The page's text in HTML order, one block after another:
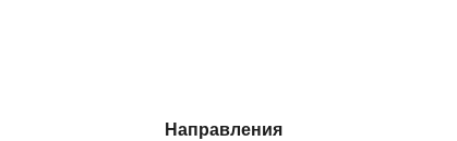
Направления